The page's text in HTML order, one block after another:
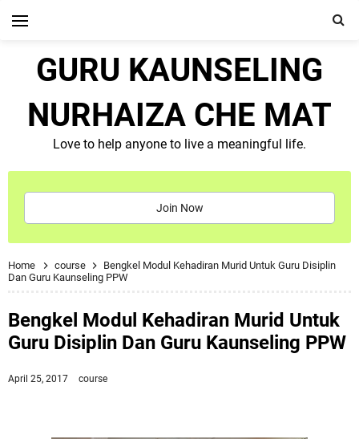
GURU KAUNSELING
NURHAIZA CHE MAT
Love to help anyone to live a meaningful life.
Join Now
Home course
Bengkel Modul Kehadiran Murid Untuk Guru Disiplin
Dan Guru Kaunseling PPW
Bengkel Modul Kehadiran Murid Untuk
Guru Disiplin Dan Guru Kaunseling PPW
April 25, 2017 course